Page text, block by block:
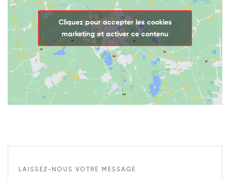
Cliquez pour accepter les cookies
marketing et activer ce contenu
LAISSEZ-NOUS VOTRE MESSAGE